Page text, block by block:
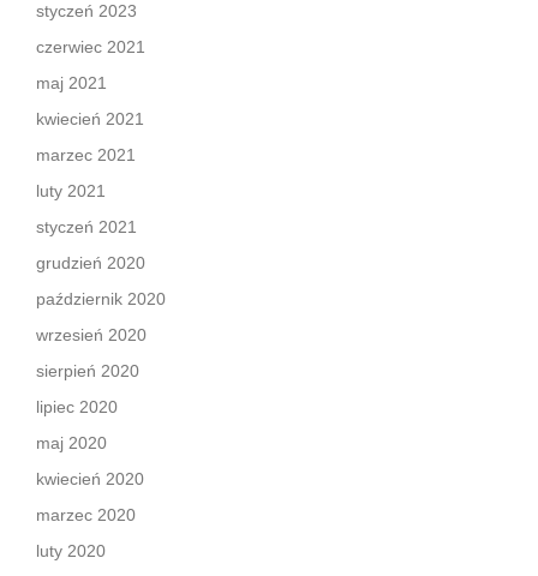
styczeń 2023
czerwiec 2021
maj 2021
kwiecień 2021
marzec 2021
luty 2021
styczeń 2021
grudzień 2020
październik 2020
wrzesień 2020
sierpień 2020
lipiec 2020
maj 2020
kwiecień 2020
marzec 2020
luty 2020